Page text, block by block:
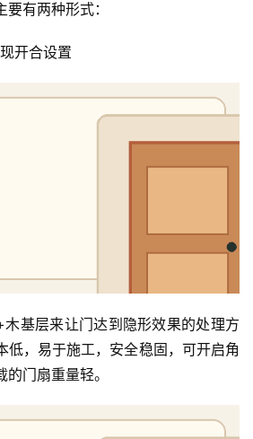
有两种形式：
开合设置
基层来让门达到隐形效果的处理方
低，易于施工，安全稳固，可开启角
门扇重量轻。